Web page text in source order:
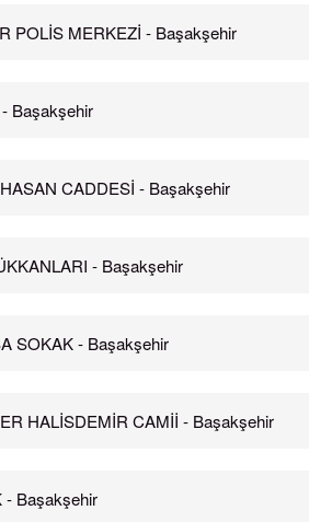
POLİS MERKEZİ - Başakşehir
Başakşehir
CADDESİ - Başakşehir
- Başakşehir
SOKAK - Başakşehir
HALİSDEMİR CAMİİ - Başakşehir
- Başakşehir